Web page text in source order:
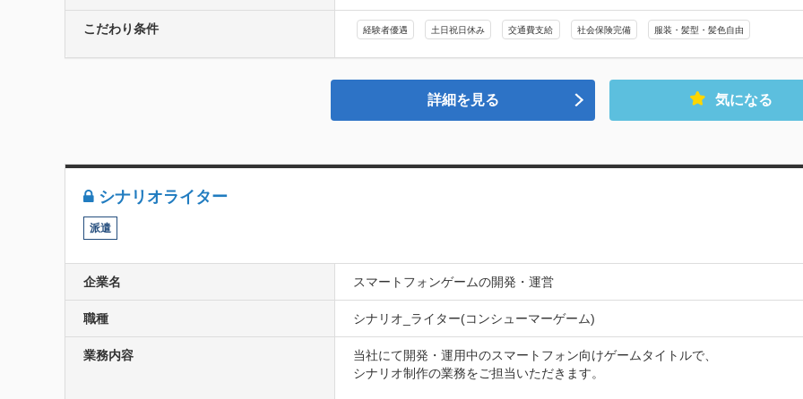
こだわり条件 経験者優遇 土日祝日休み 交通費支給 社会保険完備 服装・髪型・髪色自由
詳細を見る 気になる
シナリオライター
派遣
企業名 スマートフォンゲームの開発・運営
職種 シナリオ_ライター(コンシューマーゲーム)
業務内容
当社にて開発・運用中のスマートフォン向けゲームタイトルで、
シナリオ制作の業務をご担当いただきます。